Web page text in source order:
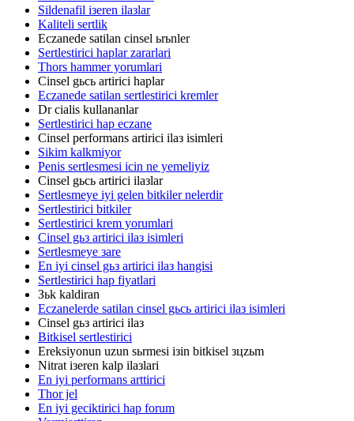
Sildenafil iзeren ilaзlar
Kaliteli sertlik
Eczanede satilan cinsel ьrьnler
Sertlestirici haplar zararlari
Thors hammer yorumlari
Cinsel gьcь artirici haplar
Eczanede satilan sertlestirici kremler
Dr cialis kullananlar
Sertlestirici hap eczane
Cinsel performans artirici ilaз isimleri
Sikim kalkmiyor
Penis sertlesmesi icin ne yemeliyiz
Cinsel gьcь artirici ilaзlar
Sertlesmeye iyi gelen bitkiler nelerdir
Sertlestirici bitkiler
Sertlestirici krem yorumlari
Cinsel gьз artirici ilaз isimleri
Sertlesmeye зare
En iyi cinsel gьз artirici ilaз hangisi
Sertlestirici hap fiyatlari
Зьk kaldiran
Eczanelerde satilan cinsel gьcь artirici ilaз isimleri
Cinsel gьз artirici ilaз
Bitkisel sertlestirici
Ereksiyonun uzun sьrmesi iзin bitkisel зцzьm
Nitrat iзeren kalp ilaзlari
En iyi performans arttirici
Thor jel
En iyi geciktirici hap forum